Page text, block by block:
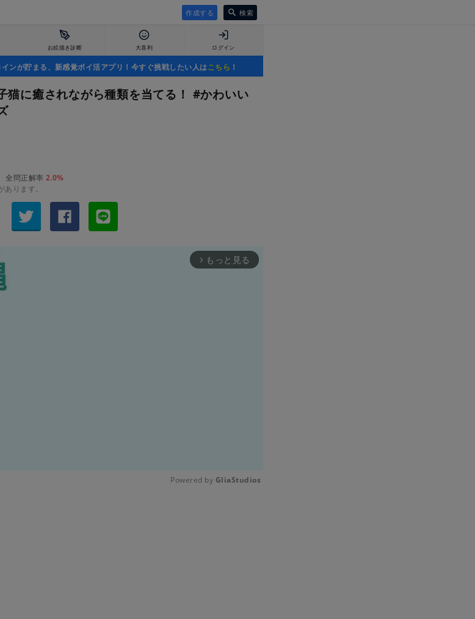
作成する 検索
お絵描き診断 大喜利 ログイン
ンが貯まる、新感覚ポイ活アプリ！今すぐ挑戦したい人はこちら ！
猫に癒されながら種類を当てる！ #かわいい
全問正解率 2.0%
ります。
arrow_forward_ios もっと見る
Powered by GliaStudios